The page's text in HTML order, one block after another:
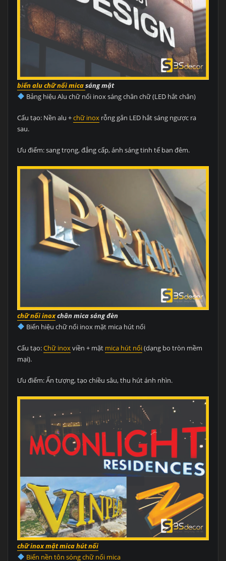
biển alu chữ nổi micasáng mặt
Bảng hiệu Alu chữ nổi inox sáng chân chữ (LED hắt chân)
Cấu tạo: Nền alu +chữ inoxrỗng gắn LED hắt sáng ngược ra
sau.
Ưu điểm: sang trọng, đẳng cấp, ánh sáng tinh tế ban đêm.
chữ nổi inoxchân mica sáng đèn
Biển hiệu chữ nổi inox mặt mica hút nổi
Cấu tạo:Chữ inoxviền + mặt mica hút nổi(dạng bo tròn mềm
mại).
Ưu điểm: Ấn tượng, tạo chiều sâu, thu hút ánh nhìn.
chữ inox mặt mica hút nổi
Biển nền tôn sóngchữ nổi mica